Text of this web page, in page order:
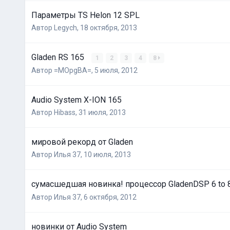
Параметры TS Helon 12 SPL
Автор Legych, 18 октября, 2013
Gladen RS 165 1 2 3 4 8
Автор =MOpgBA=, 5 июля, 2012
Audio System X-ION 165
Автор Hibass, 31 июля, 2013
мировой рекорд от Gladen
Автор Илья 37, 10 июля, 2013
сумасшедшая новинка! процессор GladenDSP 6 to
Автор Илья 37, 6 октября, 2012
новинки от Audio System